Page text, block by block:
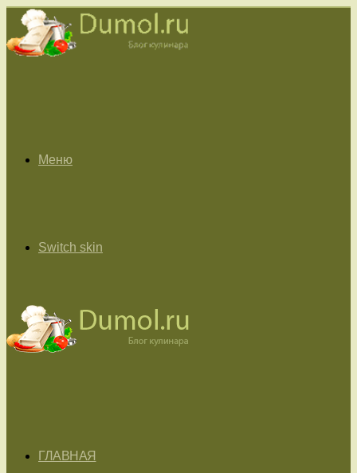
Меню
Switch skin
ГЛАВНАЯ